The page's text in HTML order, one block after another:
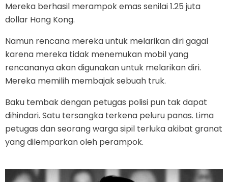
Mereka berhasil merampok emas senilai 1.25 juta
dollar Hong Kong.
Namun rencana mereka untuk melarikan diri gagal
karena mereka tidak menemukan mobil yang
rencananya akan digunakan untuk melarikan diri.
Mereka memilih membajak sebuah truk.
Baku tembak dengan petugas polisi pun tak dapat
dihindari. Satu tersangka terkena peluru panas. Lima
petugas dan seorang warga sipil terluka akibat granat
yang dilemparkan oleh perampok.